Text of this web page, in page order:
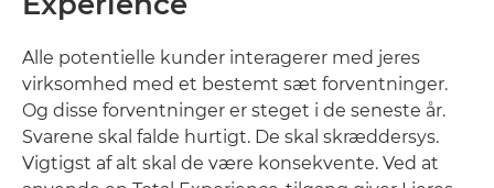
Alle potentielle kunder interagerer med jeres
virksomhed med et bestemt sæt forventninger.
Og disse forventninger er steget i de seneste år.
Svarene skal falde hurtigt. De skal skræddersys.
Vigtigst af alt skal de være konsekvente. Ved at